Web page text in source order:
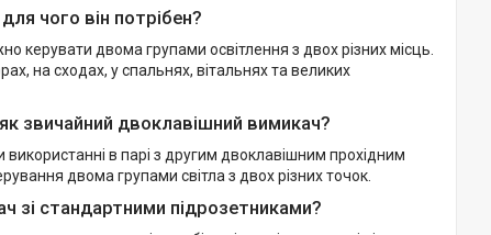
чого він потрібен?
керувати двома групами освітлення з двох різних місць.
на сходах, у спальнях, вітальнях та великих
звичайний двоклавішний вимикач?
в парі з другим двоклавішним прохідним
двома групами світла з двох різних точок.
зі стандартними підрозетниками?